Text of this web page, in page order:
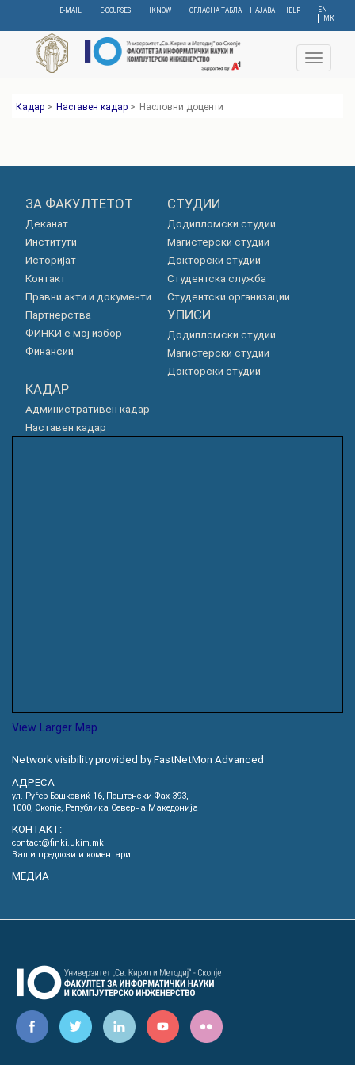
content
EN
МК
E-MAIL E-COURSES IKNOW ОГЛАСНА ТАБЛА НАЈАВА HELP
Toggle
Кадар > Наставен кадар > Насловни доценти
ЗА ФАКУЛТЕТОТ
Деканат
Институти
Историјат
Контакт
Правни акти и документи
Партнерства
ФИНКИ е мој избор
Финансии
СТУДИИ
Додипломски студии
Магистерски студии
Докторски студии
Студентска служба
Студентски организации
УПИСИ
Додипломски студии
Магистерски студии
Докторски студии
КАДАР
Административен кадар
Наставен кадар
View Larger Map
Network visibility provided by FastNetMon Advanced
АДРЕСА
ул. Руѓер Бошковиќ 16, Пoштенски Фах 393,
1000, Скопје, Република Северна Македонија
КОНТАКТ:
contact@finki.ukim.mk
Ваши предлози и коментари
МЕДИА